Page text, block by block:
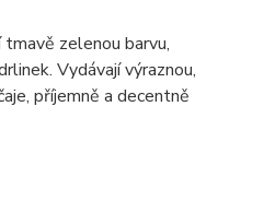
tmavě zelenou barvu,
Vydávají výraznou,
příjemně a decentně